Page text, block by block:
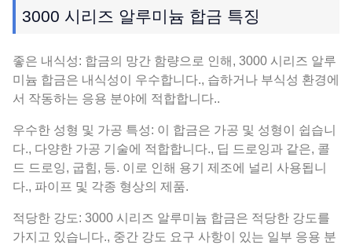
3000 시리즈 알루미늄 합금 특징
좋은 내식성: 합금의 망간 함량으로 인해, 3000 시리즈 알루
미늄 합금은 내식성이 우수합니다., 습하거나 부식성 환경에
서 작동하는 응용 분야에 적합합니다..
우수한 성형 및 가공 특성: 이 합금은 가공 및 성형이 쉽습니
다., 다양한 가공 기술에 적합합니다., 딥 드로잉과 같은, 콜
드 드로잉, 굽힘, 등. 이로 인해 용기 제조에 널리 사용됩니
다., 파이프 및 각종 형상의 제품.
적당한 강도: 3000 시리즈 알루미늄 합금은 적당한 강도를
가지고 있습니다., 중간 강도 요구 사항이 있는 일부 응용 분